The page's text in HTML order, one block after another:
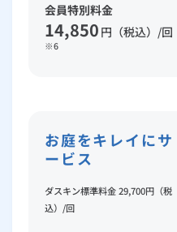
会員特別料金
14,850 円（税込）/回
※6
お庭をキレイにサ
ービス
ダスキン標準料金 29,700円（税
込）/回